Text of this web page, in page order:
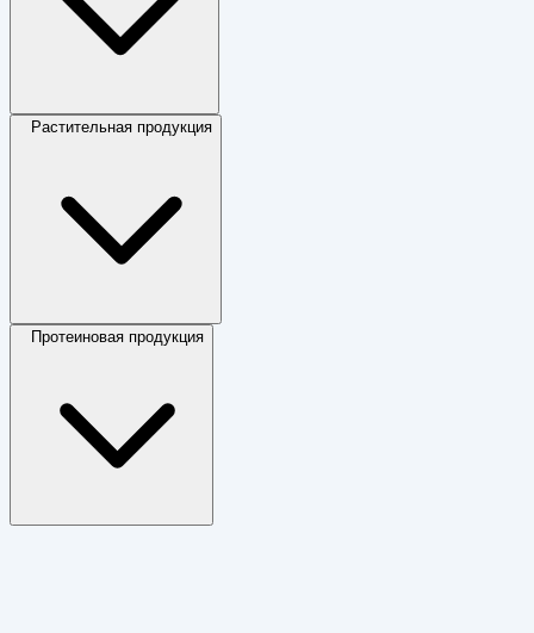
Растительная продукция
Протеиновая продукция